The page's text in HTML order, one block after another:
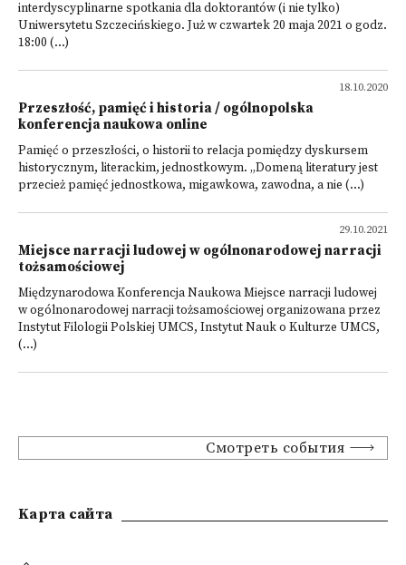
interdyscyplinarne spotkania dla doktorantów (i nie tylko)
Uniwersytetu Szczecińskiego. Już w czwartek 20 maja 2021 o godz.
18:00 (...)
18.10.2020
Przeszłość, pamięć i historia / ogólnopolska
konferencja naukowa online
Pamięć o przeszłości, o historii to relacja pomiędzy dyskursem
historycznym, literackim, jednostkowym. „Domeną literatury jest
przecież pamięć jednostkowa, migawkowa, zawodna, a nie (...)
29.10.2021
Miejsce narracji ludowej w ogólnonarodowej narracji
tożsamościowej
Międzynarodowa Konferencja Naukowa Miejsce narracji ludowej
w ogólnonarodowej narracji tożsamościowej organizowana przez
Instytut Filologii Polskiej UMCS, Instytut Nauk o Kulturze UMCS,
(...)
Смотреть события
Kарта сайта